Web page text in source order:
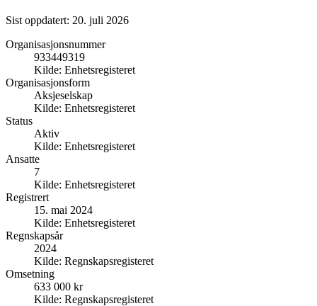
Sist oppdatert: 20. juli 2026
Organisasjonsnummer
933449319
Kilde: Enhetsregisteret
Organisasjonsform
Aksjeselskap
Kilde: Enhetsregisteret
Status
Aktiv
Kilde: Enhetsregisteret
Ansatte
7
Kilde: Enhetsregisteret
Registrert
15. mai 2024
Kilde: Enhetsregisteret
Regnskapsår
2024
Kilde: Regnskapsregisteret
Omsetning
633 000 kr
Kilde: Regnskapsregisteret